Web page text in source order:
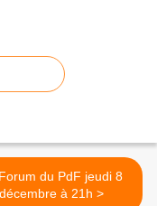
du PdF jeudi 8
décembre à 21h >